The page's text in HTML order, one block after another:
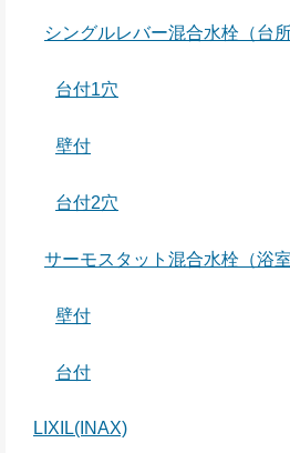
シングルレバー混合水栓（台所
台付1穴
壁付
台付2穴
サーモスタット混合水栓（浴室
壁付
台付
LIXIL(INAX)